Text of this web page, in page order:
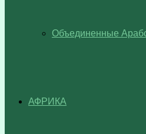
Объединенные
АФРИКА